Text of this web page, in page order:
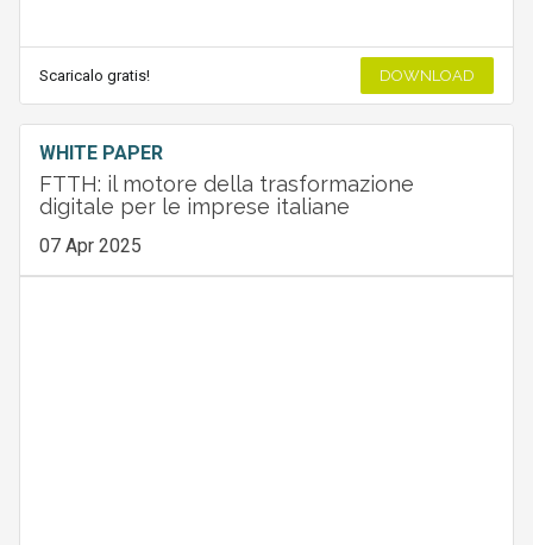
Scaricalo gratis! DOWNLOAD
WHITE PAPER
FTTH: il motore della trasformazione
digitale per le imprese italiane
07 Apr 2025